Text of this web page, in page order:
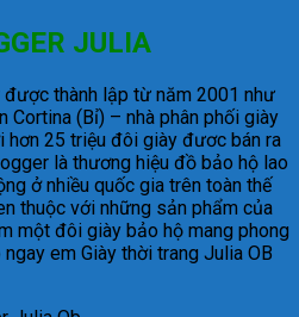
JULIA
thành lập từ năm 2001 như
Cortina (Bỉ) – nhà phân phối giày
hơn 25 triệu đôi giày đươc bán ra
là thương hiệu đồ bảo hộ lao
ở nhiều quốc gia trên toàn thế
thuộc với những sản phẩm của
một đôi giày bảo hộ mang phong
em Giày thời trang Julia OB